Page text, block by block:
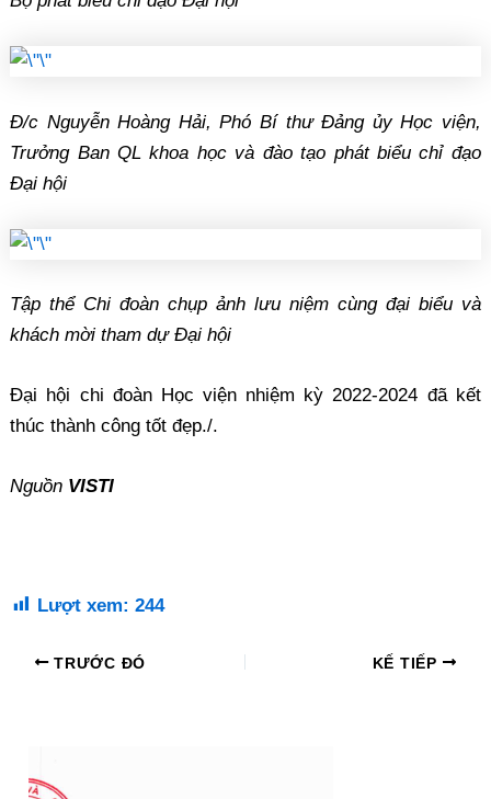
Đ/c Nguyễn Hoàng Hải, Phó Bí thư Đảng ủy Học viện,
Trưởng Ban QL khoa học và đào tạo phát biểu chỉ đạo
Đại hội
Tập thể Chi đoàn chụp ảnh lưu niệm cùng đại biểu và
khách mời tham dự Đại hội
Đại hội chi đoàn Học viện nhiệm kỳ 2022-2024 đã kết
thúc thành công tốt đẹp./.
Nguồn VISTI
Lượt xem: 244
TRƯỚC ĐÓ KẾ TIẾP